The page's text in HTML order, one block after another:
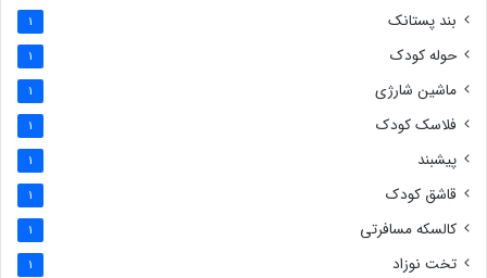
بند پستانک 1
حوله کودک 1
ماشین شارژی 1
فلاسک کودک 1
پیشبند 1
قاشق کودک 1
کالسکه مسافرتی 1
تخت نوزاد 1